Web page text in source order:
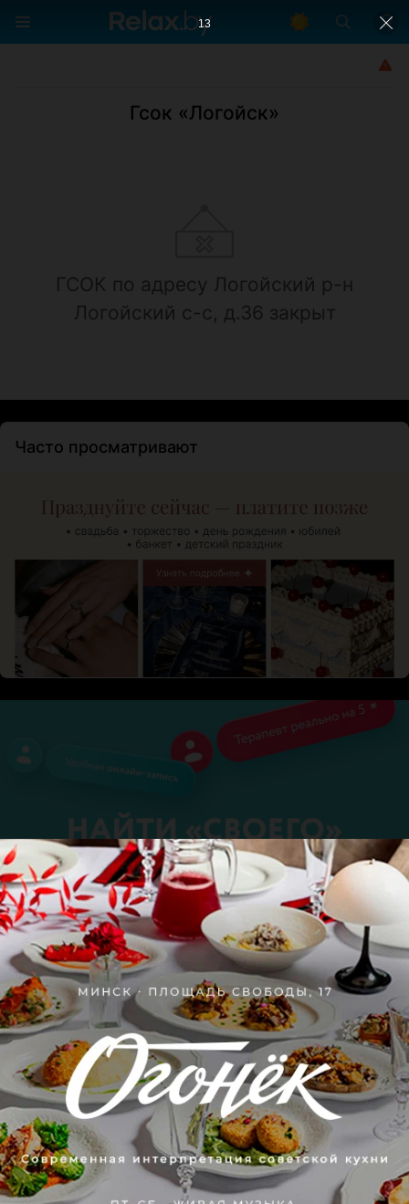
Гсок «Логойск»
ГСОК по адресу Логойский р-н
Логойский с-с, д.36 закрыт
Часто просматривают
13